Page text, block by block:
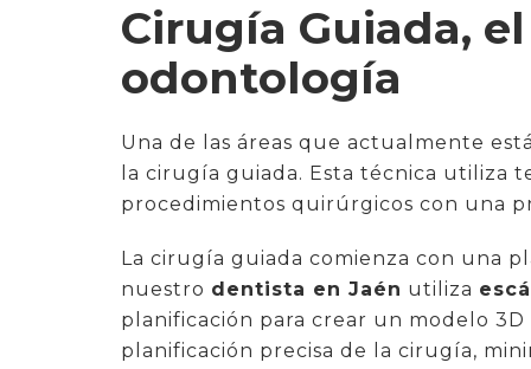
Cirugía Guiada,
odontología
Una de las áreas que actualmente
la cirugía guiada. Esta técnica utiliza
procedimientos quirúrgicos con una
La cirugía guiada comienza con una
nuestro dentista en Jaén utiliza
planificación para crear un modelo
planificación precisa de la cirugía,